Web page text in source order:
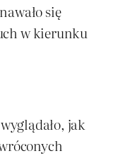
się
w kierunku
jak